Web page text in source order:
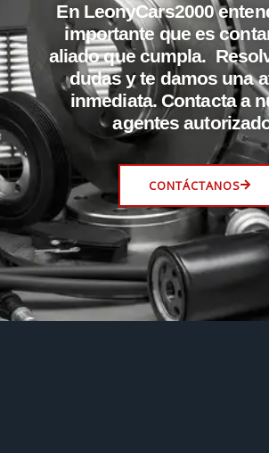
En LeonyCars2000
importante que es
aliado que cumpla.
dudas y te damos una
inmediata. Contacta a
agentes
CONTÁCTANOS